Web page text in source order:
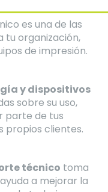
es una de las
tu organización,
de impresión.
y dispositivos
sobre su uso,
parte de tus
propios clientes.
técnico toma
a mejorar la